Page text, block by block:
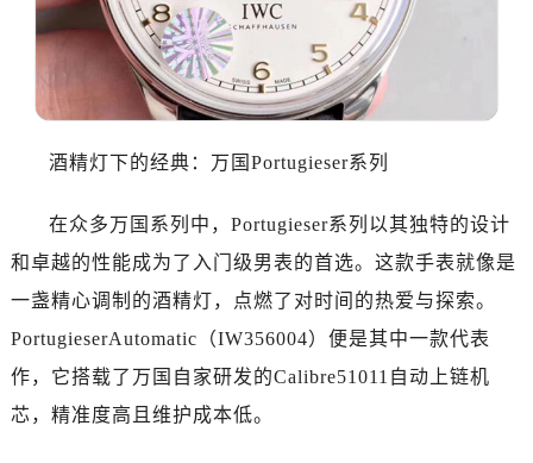
酒精灯下的经典：万国Portugieser系列
在众多万国系列中，Portugieser系列以其独特的设计
和卓越的性能成为了入门级男表的首选。这款手表就像是
一盏精心调制的酒精灯，点燃了对时间的热爱与探索。
PortugieserAutomatic（IW356004）便是其中一款代表
作，它搭载了万国自家研发的Calibre51011自动上链机
芯，精准度高且维护成本低。